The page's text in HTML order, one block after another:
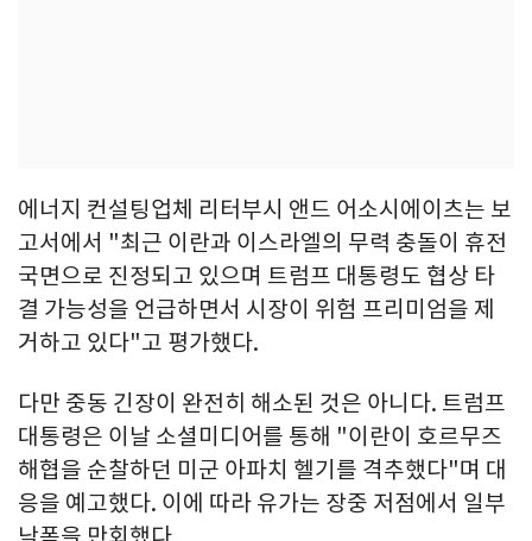
에너지 컨설팅업체 리터부시 앤드 어소시에이츠는 보
고서에서 "최근 이란과 이스라엘의 무력 충돌이 휴전
국면으로 진정되고 있으며 트럼프 대통령도 협상 타
결 가능성을 언급하면서 시장이 위험 프리미엄을 제
거하고 있다"고 평가했다.
다만 중동 긴장이 완전히 해소된 것은 아니다. 트럼프
대통령은 이날 소셜미디어를 통해 "이란이 호르무즈
해협을 순찰하던 미군 아파치 헬기를 격추했다"며 대
응을 예고했다. 이에 따라 유가는 장중 저점에서 일부